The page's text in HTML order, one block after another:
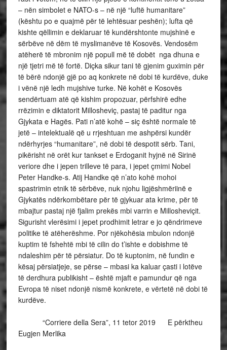
– nën simbolet e NATO-s – në një “luftë humanitare”
(kështu po e quajmë për të lehtësuar peshën); lufta që
kishte qëllimin e deklaruar të kundërshtonte mujshinë e
sërbëve në dëm të myslimanëve të Kosovës. Vendosëm
atëherë të mbronim një popull më të dobët nga dhuna e
një tjetri më të fortë. Diçka sikur tani të gjenim guximin për
të bërë ndonjë gjë po aq konkrete në dobi të kurdëve, duke
i vënë një ledh mujshive turke. Në kohët e Kosovës
sendërtuam atë që kishim propozuar, përfshirë edhe
rrëzimin e diktatorit Millosheviç, pastaj të paditur nga
Gjykata e Hagës. Pati n’atë kohë – siç është normale të
jetë – intelektualë që u rrjeshtuan me ashpërsi kundër
ndërhyrjes “humanitare”, në dobi të despotit sërb. Tani,
pikërisht në orët kur tankset e Erdoganit hyjnë në Sirinë
veriore dhe i jepen trilleve të para, i jepet çmimi Nobel
Peter Handke-s. Atij Handke që n’ato kohë mohoi
spastrimin etnik të sërbëve, nuk njohu ligjëshmëriinë e
Gjykatës ndërkombëtare për të gjykuar ata krime, për të
mbajtur pastaj një fjalim prekës mbi varrin e Millosheviçit.
Sigurisht vlerësimi i jepet prodhimit letrar e jo qëndrimeve
politike të atëherëshme. Por njëkohësia mbulon ndonjë
kuptim të fshehtë mbi të cilin do t’ishte e dobishme të
ndaleshim për të përsiatur. Do të kuptonim, në fundin e
kësaj përsiatjeje, se përse – mbasi ka kaluar çasti i lotëve
të derdhura publikisht – është mjaft e pamundur që nga
Evropa të niset ndonjë nismë konkrete, e vërtetë në dobi të
kurdëve.
“Corriere della Sera”, 11 tetor 2019 E përktheu
Eugjen Merlika